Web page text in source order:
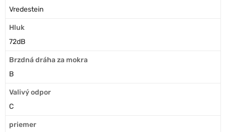
Vredestein
Hluk
72dB
Brzdná dráha za mokra
B
Valivý odpor
C
priemer